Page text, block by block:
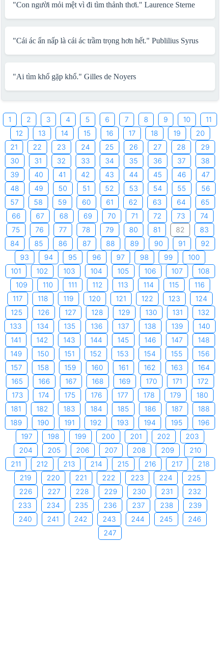
"Con người mỏi mệt vì đi tìm thảnh thơi." Laurence Sterne
"Cái ác ẩn nấp là cái ác trầm trọng hơn hết." Publilius Syrus
"Ai tìm khổ gặp khổ." Gilles de Noyers
1 2 3 4 5 6 7 8 9 10
11
12
13 14 15 16 17 18 19
20
21
22 23 24 25 26 27 28
29
30
31 32 33 34 35 36 37
38
39
40 41 42 43 44 45 46
47
48
49 50 51 52 53 54 55
56
57
58 59 60 61 62 63 64
65
66
67 68 69 70 71 72 73
74
75
76 77 78 79 80 81 82
83
84
85 86 87 88 89 90 91
92
93
94 95 96 97 98 99
100
101
102 103 104 105 106 107
108
109
110 111 112 113 114 115
116
117
118 119 120 121 122 123
124
125
126 127 128 129 130 131
132
133
134 135 136 137 138 139
140
141
142 143 144 145 146 147
148
149
150 151 152 153 154 155
156
157
158 159 160 161 162 163
164
165
166 167 168 169 170 171
172
173
174 175 176 177 178 179
180
181
182 183 184 185 186 187
188
189
190 191 192 193 194 195
196
197
198 199 200 201 202
203
204
205 206 207 208 209
210
211
212 213 214 215 216 217
218
219
220 221 222 223 224
225
226
227 228 229 230 231
232
233
234 235 236 237 238
239
240
241 242 243 244 245
246
247